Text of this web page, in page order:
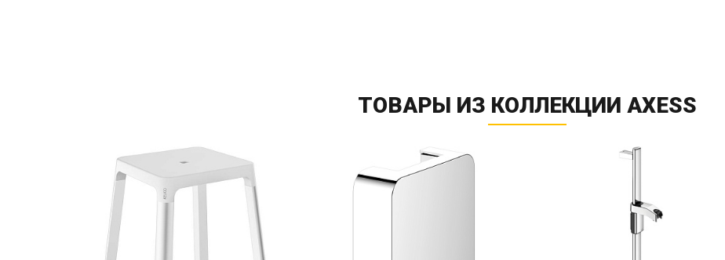
ТОВАРЫ ИЗ КОЛЛЕКЦИИ AXESS